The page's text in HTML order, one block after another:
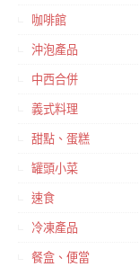
咖啡館
沖泡產品
中西合併
義式料理
甜點、蛋糕
罐頭小菜
速食
冷凍產品
餐盒、便當